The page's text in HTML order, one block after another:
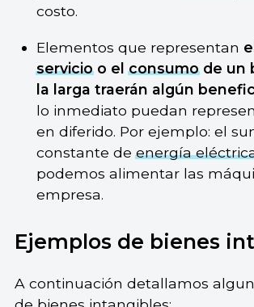
costo.
Elementos que representan
servicioo elconsumode un
la larga traerán algún
lo inmediato puedan
en diferido. Por ejemplo: el
constante deenergía
podemos alimentar las
empresa.
Ejemplos de bienes
A continuación detallamos